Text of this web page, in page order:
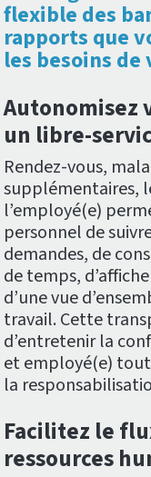
flexible des
rapports que
les besoins
Autonomisez
un libre-
Rendez-vous,
supplémentaires,
l’employé(e)
personnel de
demandes, de
de temps,
d’une vue
travail. Cette
d’entretenir la
et employé(e)
la
Facilitez le
ressources